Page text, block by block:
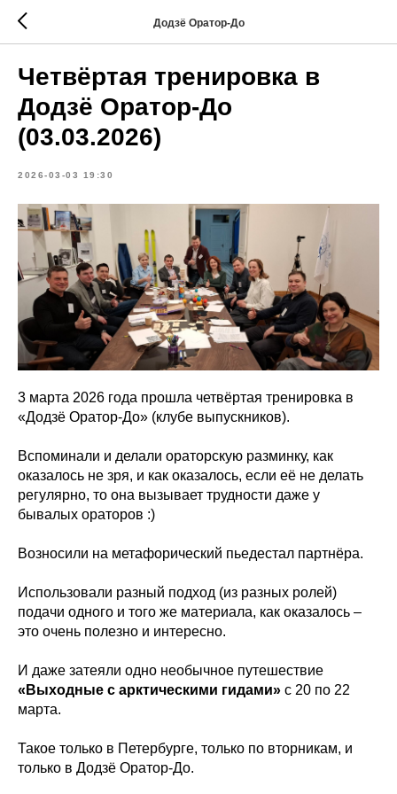
Додзё Оратор-До
Четвёртая тренировка в
Додзё Оратор-До
(03.03.2026)
2026-03-03 19:30
3 марта 2026 года прошла четвёртая тренировка в
«Додзё Оратор-До» (клубе выпускников).
Вспоминали и делали ораторскую разминку, как
оказалось не зря, и как оказалось, если её не делать
регулярно, то она вызывает трудности даже у
бывалых ораторов :)
Возносили на метафорический пьедестал партнёра.
Использовали разный подход (из разных ролей)
подачи одного и того же материала, как оказалось –
это очень полезно и интересно.
И даже затеяли одно необычное путешествие
«Выходные с арктическими гидами» с 20 по 22
марта.
Такое только в Петербурге, только по вторникам, и
только в Додзё Оратор-До.